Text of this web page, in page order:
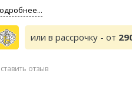
или в рассрочку - от
отзыв